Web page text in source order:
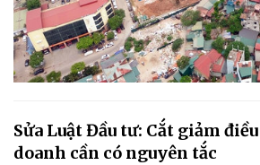
Sửa Luật Đầu tư: Cắt giảm
doanh cần có nguyên tắc